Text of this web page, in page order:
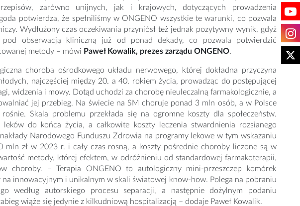
zarówno unijnych, jak i krajowych, dotyczących prowadzenia
potwierdza, że spełniliśmy w ONGENO wszystkie te warunki, co pozwala
Wydłużony czas oczekiwania przyniósł też jednak pozytywny wynik, gdyż
pod obserwacją kliniczną już od ponad dekady, co pozwala potwierdzić
metody – mówi Paweł Kowalik, prezes zarządu ONGENO.
choroba ośrodkowego układu nerwowego, której dokładna przyczyna
najczęściej między 20. a 40. rokiem życia, prowadząc do postępującej
widzenia i mowy. Dotąd uchodzi za chorobę nieuleczalną farmakologicznie, a
jej przebieg. Na świecie na SM choruje ponad 3 mln osób, a w Polsce
Skala problemu przekłada się na ogromne koszty dla społeczeństw.
do końca życia, a całkowite koszty leczenia stwardnienia rozsianego
Narodowego Funduszu Zdrowia na programy lekowe w tym wskazaniu
zł w 2023 r. i cały czas rosną, a koszty pośrednie choroby liczone są w
metody, której efektem, w odróżnieniu od standardowej farmakoterapii,
choroby. – Terapia ONGENO to autologiczny mini-przeszczep komórek
innowacyjnym i unikalnym w skali światowej know-how. Polega na pobraniu
według autorskiego procesu separacji, a następnie dożylnym podaniu
wiąże się jedynie z kilkudniową hospitalizacją – dodaje Paweł Kowalik.